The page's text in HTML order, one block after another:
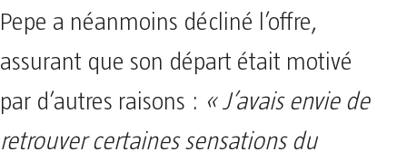
Pepe a néanmoins décliné l’offre,
assurant que son départ était motivé
par d’autres raisons : « J’avais envie de
retrouver certaines sensations du